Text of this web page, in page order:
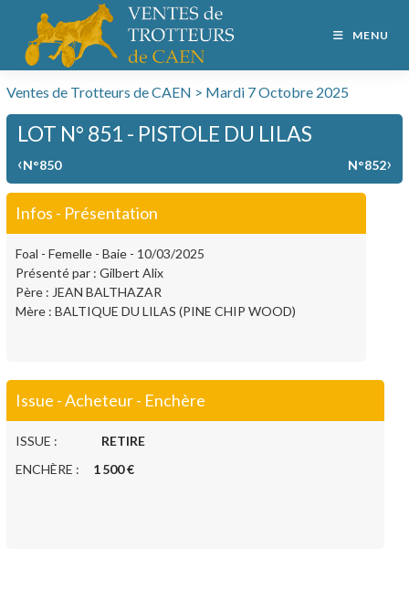
MENU
Ventes de Trotteurs de CAEN > Mardi 7 Octobre 2025
LOT N° 851 - PISTOLE DU LILAS
‹N°850 N°852›
Infos - Présentation
Foal - Femelle - Baie - 10/03/2025
Présenté par : Gilbert Alix
Père : JEAN BALTHAZAR
Mère : BALTIQUE DU LILAS (PINE CHIP WOOD)
Issue - Acheteur - Enchère
ISSUE : RETIRE
ENCHÈRE : 1 500 €